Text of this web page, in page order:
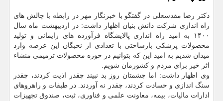
دکتر رضا مقدسعلی در گفتگو با خبرنگار مهر در رابطه با چالش های
راه اندازی شرکت دانش بنیان اظهار داشت: در اردیبهشت ماه سال
۱۴۰۰ به امید راه اندازی پالایشگاه فرآورده های زایمانی و تولید
محصولات پزشکی بازساختی با تعدادی از نخبگان این عرصه وارد
میدان شدیم به امید این که بتوانیم در حوزه محصولات ترمیمی منشاء
اثر خیر برای مردم و کشورمان شویم.
وی اظهار داشت: اما چشمتان روز بد نبیند چقدر اذیت کردند، چقدر
سنگ اندازی و حسادت کردند، چقدر نه آوردند. در طبقات و راهروهای
ادارات مالیات، بیمه، معاونت علمی و فناوری، ثبت، صندوق تجهیزات